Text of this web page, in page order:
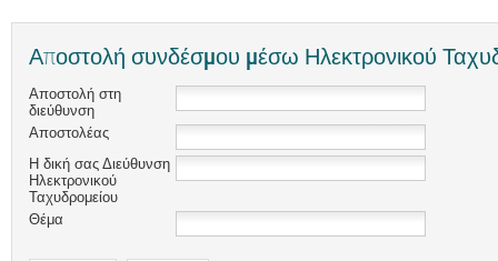
Αποστολή συνδέσμου μέσω Ηλεκτρονικού
Αποστολή στη
διεύθυνση
Αποστολέας
Η δική σας Διεύθυνση
Ηλεκτρονικού
Ταχυδρομείου
Θέμα